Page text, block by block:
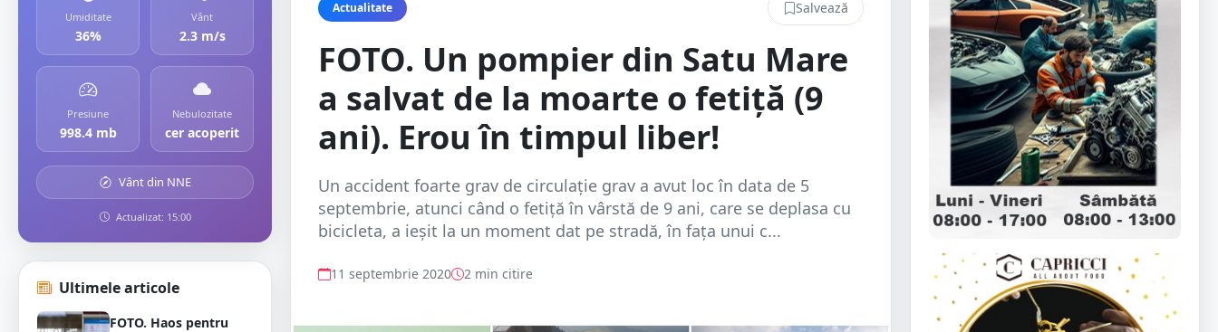
Umiditate
36%
Vânt
2.3 m/s
Presiune
998.4 mb
Nebulozitate
cer acoperit
Vânt din NNE
Actualizat: 15:00
Ultimele articole
FOTO. Haos pentru
Actualitate Salvează
FOTO. Un pompier din Satu Mare
a salvat de la moarte o fetiță (9
ani). Erou în timpul liber!
Un accident foarte grav de circulație grav a avut loc în data de 5
septembrie, atunci când o fetiță în vârstă de 9 ani, care se deplasa cu
bicicleta, a ieșit la un moment dat pe stradă, în fața unui c...
11 septembrie 2020 2 min citire